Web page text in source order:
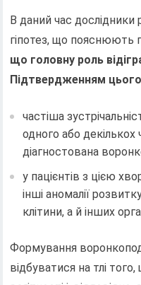
В даний час
гіпотез, що пояснюють
що головну роль
Підтвердженням
частіша
одного або
діагностована
у пацієнтів з цією
інші аномалії
клітини, а й інших
Формування
відбуватися на тлі